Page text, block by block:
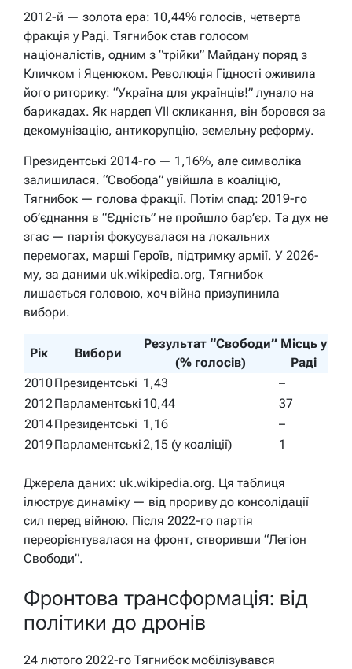
2012-й — золота ера: 10,44% голосів, четверта
фракція у Раді. Тягнибок став голосом
націоналістів, одним з “трійки” Майдану поряд з
Кличком і Яценюком. Революція Гідності оживила
його риторику: “Україна для українців!” лунало на
барикадах. Як нардеп VII скликання, він боровся за
декомунізацію, антикорупцію, земельну реформу.
Президентські 2014-го — 1,16%, але символіка
залишилася. “Свобода” увійшла в коаліцію,
Тягнибок — голова фракції. Потім спад: 2019-го
об’єднання в “Єдність” не пройшло бар’єр. Та дух не
згас — партія фокусувалася на локальних
перемогах, марші Героїв, підтримку армії. У 2026-
му, за даними uk.wikipedia.org, Тягнибок
лишається головою, хоч війна призупинила
вибори.
Рік Вибори
Результат “Свободи”
(% голосів)
Місць у
Раді
2010 Президентські 1,43
–
2012Парламентські 10,44
37
2014Президентські 1,16
–
2019Парламентські2,15 (у коаліції) 1
Джерела даних: uk.wikipedia.org. Ця таблиця
ілюструє динаміку — від прориву до консолідації
сил перед війною. Після 2022-го партія
переорієнтувалася на фронт, створивши “Легіон
Свободи”.
Фронтова трансформація: від
політики до дронів
24 лютого 2022-го Тягнибок мобілізувався